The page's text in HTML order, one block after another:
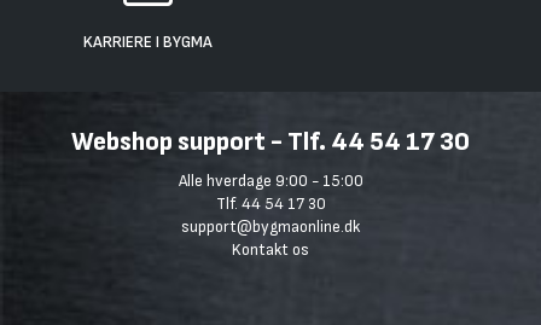
KARRIERE I BYGMA
Webshop support - Tlf. 44 54 17 30
Alle hverdage 9:00 - 15:00
Tlf. 44 54 17 30
support@bygmaonline.dk
Kontakt os